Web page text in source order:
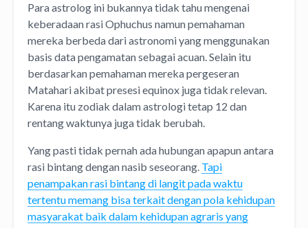
Para astrolog ini bukannya tidak tahu mengenai
keberadaan rasi Ophuchus namun pemahaman
mereka berbeda dari astronomi yang menggunakan
basis data pengamatan sebagai acuan. Selain itu
berdasarkan pemahaman mereka pergeseran
Matahari akibat presesi equinox juga tidak relevan.
Karena itu zodiak dalam astrologi tetap 12 dan
rentang waktunya juga tidak berubah.
Yang pasti tidak pernah ada hubungan apapun antara
rasi bintang dengan nasib seseorang. Tapi
penampakan rasi bintang di langit pada waktu
tertentu memang bisa terkait dengan pola kehidupan
masyarakat baik dalam kehidupan agraris yang